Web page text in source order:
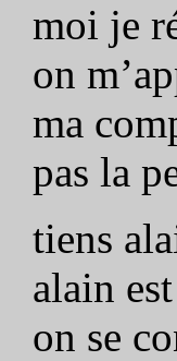
moi je
on
ma
pas la
tiens
alain
on se